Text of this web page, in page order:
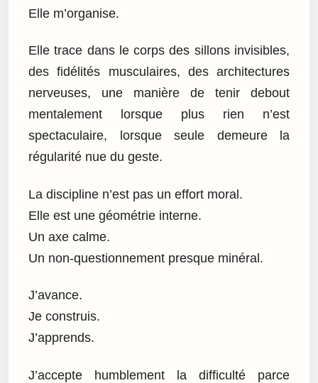
Elle m’organise.
Elle trace dans le corps des sillons invisibles,
des fidélités musculaires, des architectures
nerveuses, une manière de tenir debout
mentalement lorsque plus rien n’est
spectaculaire, lorsque seule demeure la
régularité nue du geste.
La discipline n’est pas un effort moral.
Elle est une géométrie interne.
Un axe calme.
Un non-questionnement presque minéral.
J’avance.
Je construis.
J’apprends.
J’accepte humblement la difficulté parce